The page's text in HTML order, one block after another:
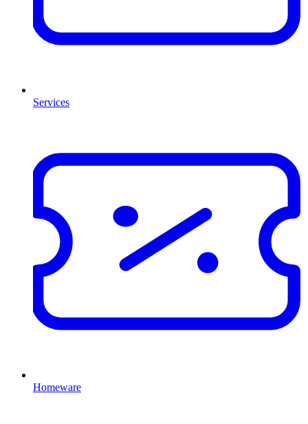
Services
Homeware